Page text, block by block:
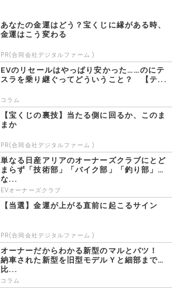
あなたの金運はどう？宝くじに縁がある時、
金運はこう変わる
PR(合同会社デジタルファーム )
EVのリセールはやっぱり安かった……のにテ
スラを乗り継ぐってどういうこと？ 【テ...
コラム
【宝くじの裏技】当たる側に回るか、このま
まか
PR(合同会社デジタルファーム )
単なる日産アリアのオーナーズクラブにとど
まらず「技術部」「バイク部」「釣り部」
な...
EVオーナーズクラブ
【当選】金運が上がる直前に起こるサイン
PR(合同会社デジタルファーム )
オーナーだからわかる新型のマルとバツ！
納車された新型を旧型モデルＹと細部まで
比...
コラム